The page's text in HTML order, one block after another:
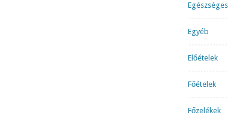
Egészséges
Egyéb
Előételek
Főételek
Főzelékek